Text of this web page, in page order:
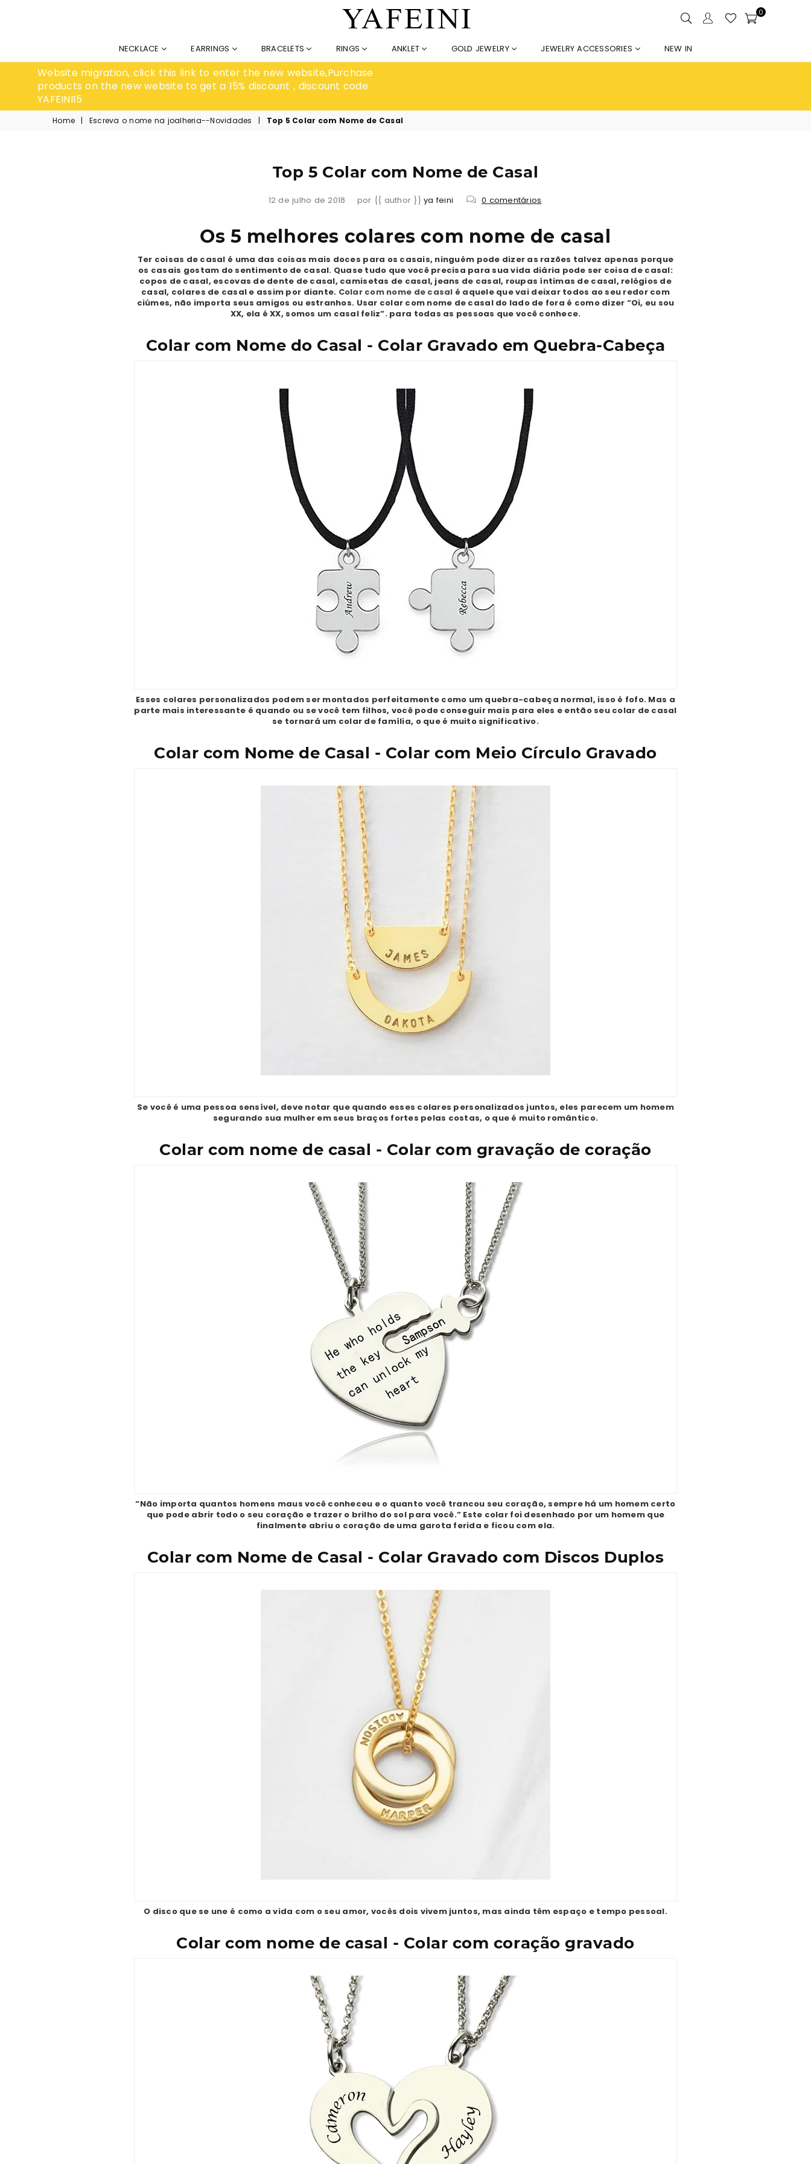
0
NECKLACE EARRINGS BRACELETS RINGS ANKLET GOLD JEWELRY JEWELRY ACCESSORIES NEW IN
Website migration, click this link to enter the new website,Purchase
products on the new website to get a 15% discount , discount code
YAFEINI15
Home | Escreva o nome na joalheria--Novidades | Top 5 Colar com Nome de Casal
Top 5 Colar com Nome de Casal
12 de julho de 2018 por {{ author }}ya feini 0 comentários
Os 5 melhores colares com nome de casal
Ter coisas de casal é uma das coisas mais doces para os casais, ninguém pode dizer as razões talvez apenas porque
os casais gostam do sentimento de casal. Quase tudo que você precisa para sua vida diária pode ser coisa de casal:
copos de casal, escovas de dente de casal, camisetas de casal, jeans de casal, roupas íntimas de casal, relógios de
casal, colares de casal e assim por diante. Colar com nome de casal é aquele que vai deixar todos ao seu redor com
ciúmes, não importa seus amigos ou estranhos. Usar colar com nome de casal do lado de fora é como dizer “Oi, eu sou
XX, ela é XX, somos um casal feliz”. para todas as pessoas que você conhece.
Colar com Nome do Casal - Colar Gravado em Quebra-Cabeça
Esses colares personalizados podem ser montados perfeitamente como um quebra-cabeça normal, isso é fofo. Mas a
parte mais interessante é quando ou se você tem filhos, você pode conseguir mais para eles e então seu colar de casal
se tornará um colar de família, o que é muito significativo.
Colar com Nome de Casal - Colar com Meio Círculo Gravado
Se você é uma pessoa sensível, deve notar que quando esses colares personalizados juntos, eles parecem um homem
segurando sua mulher em seus braços fortes pelas costas, o que é muito romântico.
Colar com nome de casal - Colar com gravação de coração
“Não importa quantos homens maus você conheceu e o quanto você trancou seu coração, sempre há um homem certo
que pode abrir todo o seu coração e trazer o brilho do sol para você.” Este colar foi desenhado por um homem que
finalmente abriu o coração de uma garota ferida e ficou com ela.
Colar com Nome de Casal - Colar Gravado com Discos Duplos
O disco que se une é como a vida com o seu amor, vocês dois vivem juntos, mas ainda têm espaço e tempo pessoal.
Colar com nome de casal - Colar com coração gravado